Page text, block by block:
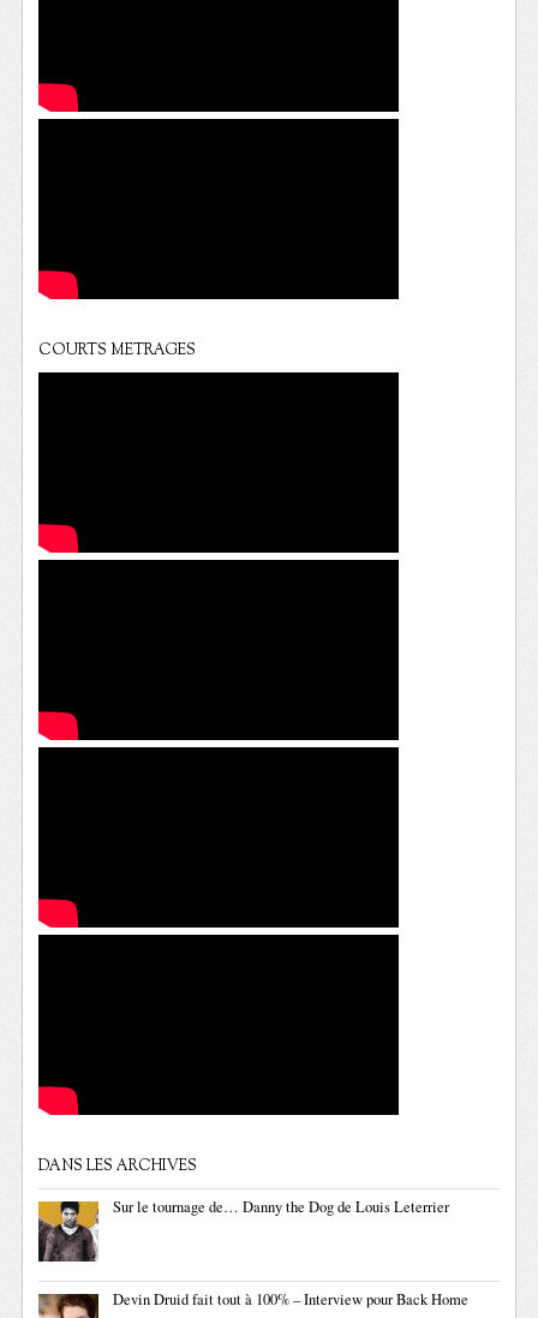
COURTS METRAGES
DANS LES ARCHIVES
Sur le tournage de… Danny the Dog de Louis Leterrier
Devin Druid fait tout à 100% – Interview pour Back Home